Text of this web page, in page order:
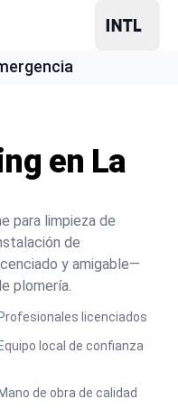
en La
para limpieza de
de
y amigable—
plomería.
Profesionales licenciados
Equipo local de confianza
Mano de obra de calidad